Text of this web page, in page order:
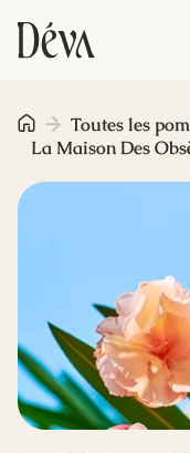
Obsèques
Prévoyance
Monument
Livraison de
Blog
Toutes les
La Maison Des